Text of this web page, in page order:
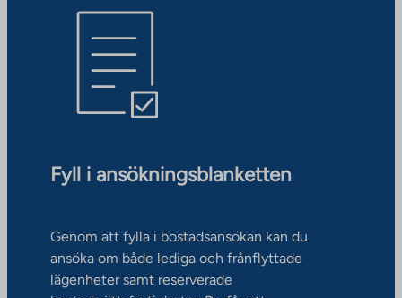
Fyll i ansökningsblanketten
Genom att fylla i bostadsansökan kan du
ansöka om både lediga och frånflyttade
lägenheter samt reserverade